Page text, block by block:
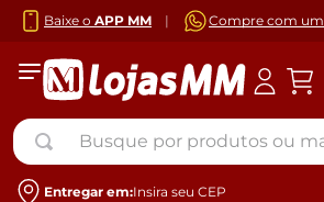
Baixe o APP MM | Compre com um
Busque por produtos ou marcas
Entregar em:Insira seu CEP